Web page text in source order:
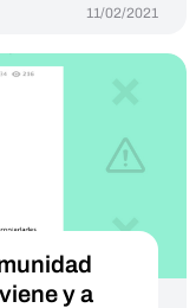
11/02/2021
y a